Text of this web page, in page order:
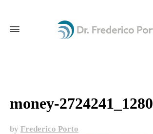
money-2724241_1280
by Frederico Porto